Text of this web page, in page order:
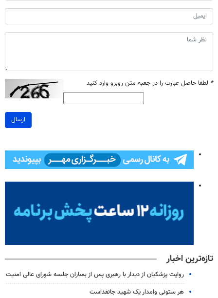
* لطفا حاصل عبارت را در جعبه متن روبرو وارد کنید
ارسال
تازه‌ترین اخبار
روایت پزشکیان از دیدار با رهبری پس از بمباران جلسه شورای عالی امنیت
هر ستونی وامدار یک شهید جانفداست